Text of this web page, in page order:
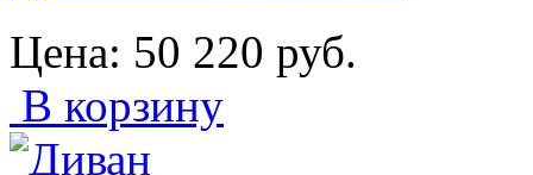
Цена: 50 220 руб.
В корзину